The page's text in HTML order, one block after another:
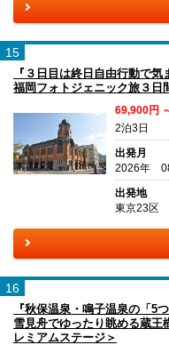
15
『３日目は終日自由行動で
福岡フォトジェニック旅３日
69,900円
2泊3日
出発月
2026年
出発地
東京23区
16
『秋保温泉・鳴子温泉の「5
雪見舟でゆったり眺める蔵王
レミアムステージ＞